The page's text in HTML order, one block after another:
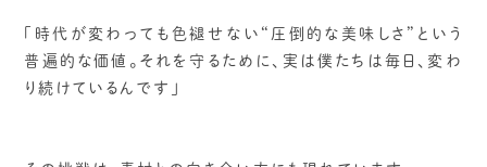
「時代が変わっても色褪せない“圧倒的な美味しさ”という
普遍的な価値。それを守るために、実は僕たちは毎日、変わ
り続けているんです」